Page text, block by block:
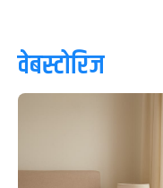
वेबस्टोरिज